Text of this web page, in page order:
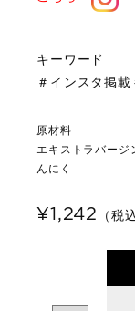
キーワード
＃インスタ掲
原材料
エキストラバージ
んにく
¥1,242 （税